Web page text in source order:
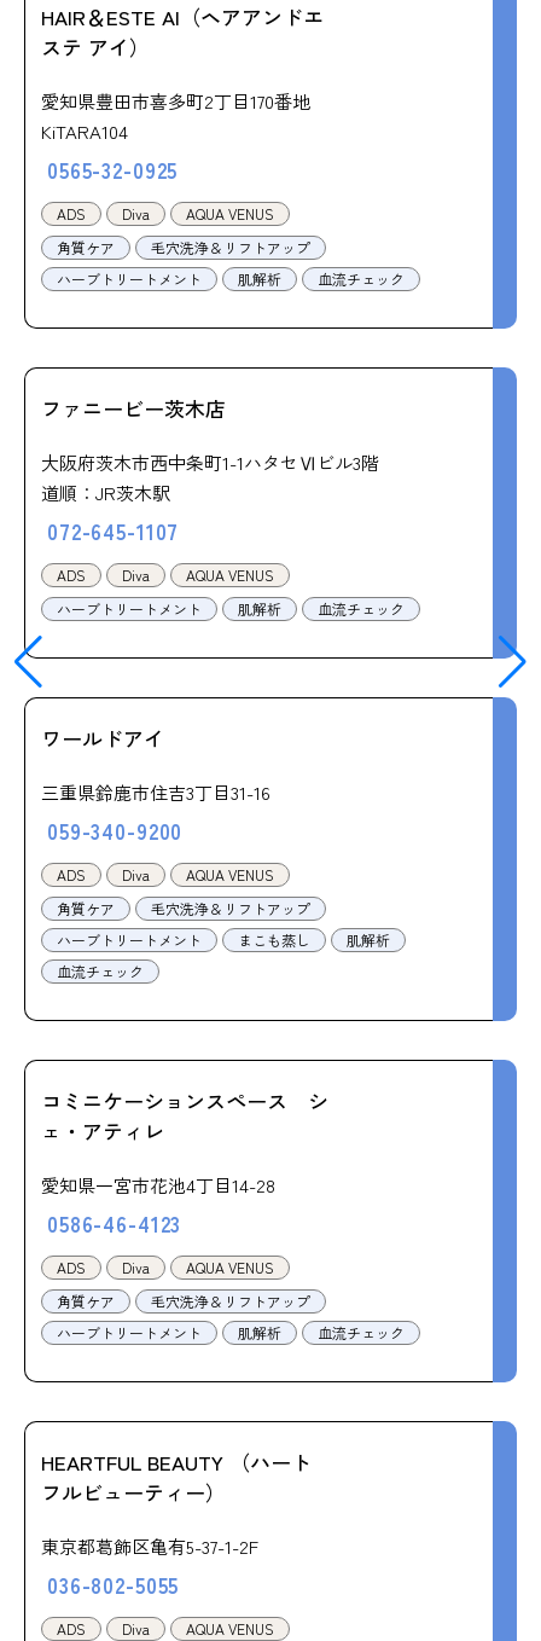
HAIR＆ESTE AI（ヘアアンドエ
ステ アイ）
愛知県豊田市喜多町2丁目170番地
KiTARA104
0565-32-0925
ADS Diva
AQUA VENUS
角質ケア
毛穴洗浄＆リフトアップ
ハーブトリートメント
肌解析 血流チェック
ファニービー茨木店
大阪府茨木市西中条町1-1ハタセⅥビル3階
道順：JR茨木駅
072-645-1107
ADS Diva
AQUA VENUS
ハーブトリートメント
肌解析 血流チェック
ワールドアイ
三重県鈴鹿市住吉3丁目31-16
059-340-9200
ADS Diva
AQUA VENUS
角質ケア
毛穴洗浄＆リフトアップ
ハーブトリートメント
まこも蒸し
肌解析
血流チェック
コミニケーションスペース シ
ェ・アティレ
愛知県一宮市花池4丁目14-28
0586-46-4123
ADS Diva
AQUA VENUS
角質ケア
毛穴洗浄＆リフトアップ
ハーブトリートメント
肌解析 血流チェック
HEARTFUL BEAUTY （ハート
フルビューティー）
東京都葛飾区亀有5-37-1-2F
036-802-5055
ADS Diva
AQUA VENUS